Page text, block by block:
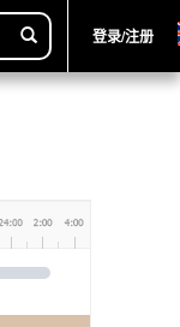
登录/注册